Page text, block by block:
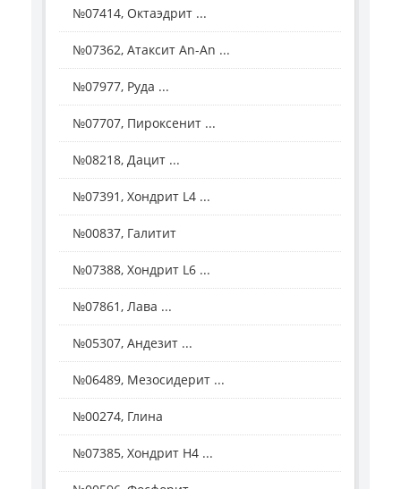
№07414, Октаэдрит ...
№07362, Атаксит Аn-Аn ...
№07977, Руда ...
№07707, Пироксенит ...
№08218, Дацит ...
№07391, Хондрит L4 ...
№00837, Галитит
№07388, Хондрит L6 ...
№07861, Лава ...
№05307, Андезит ...
№06489, Мезосидерит ...
№00274, Глина
№07385, Хондрит Н4 ...